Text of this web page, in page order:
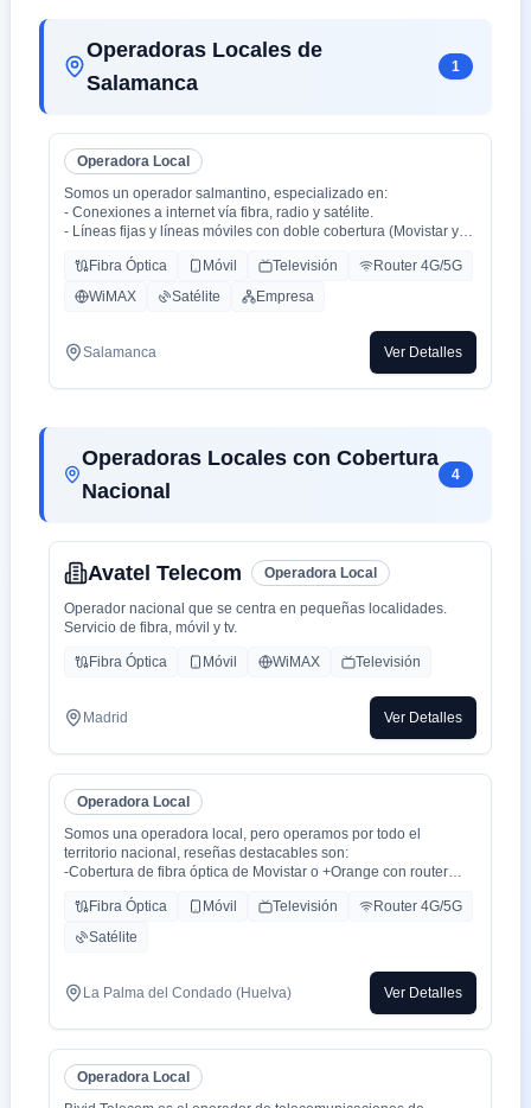
Operadoras Locales de
Salamanca
1
Operadora Local
Somos un operador salmantino, especializado en:
- Conexiones a internet vía fibra, radio y satélite.
- Líneas fijas y líneas móviles con doble cobertura (Movistar y
- Centralitas físicas y virtuales.
- Ciberseguridad.
- Inteligencia Artificial aplicada (en proceso).
Fibra Óptica Móvil Televisión
Router 4G/5G
WiMAX
Satélite Empresa
Salamanca Ver Detalles
Operadoras Locales con Cobertura
Nacional
4
Avatel Telecom Operadora Local
Operador nacional que se centra en pequeñas localidades.
Servicio de fibra, móvil y tv.
Fibra Óptica Móvil WiMAX Televisión
Madrid Ver Detalles
Operadora Local
Somos una operadora local, pero operamos por todo el
territorio nacional, reseñas destacables son:
-Cobertura de fibra óptica de Movistar o +Orange con router
-Cobertura movil con triple cobertura Orange, Yoigo y Movistar
-TV con todo el deporte o con toda la plataformas de cine y
series como Netflix, HBO, Amazon Prime, Apple TV, Disney+
-También somos colaboradores con alarmas de la marca ADT
con la mayor red de alarma de Europa.
cliente es humana y rapidez en solución de problemas que es
lo que está falta la sociedad.
Fibra Óptica Móvil Televisión
Router 4G/5G
Satélite
La Palma del Condado (Huelva) Ver Detalles
Operadora Local